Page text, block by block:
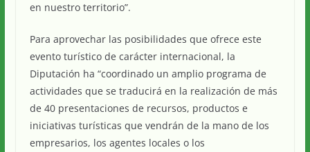
en nuestro territorio”.
Para aprovechar las posibilidades que ofrece este
evento turístico de carácter internacional, la
Diputación ha “coordinado un amplio programa de
actividades que se traducirá en la realización de más
de 40 presentaciones de recursos, productos e
iniciativas turísticas que vendrán de la mano de los
empresarios, los agentes locales o los